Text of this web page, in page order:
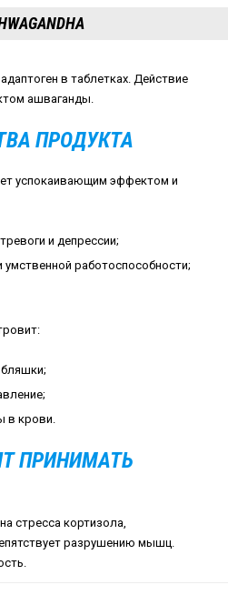
в таблетках. Действие
ашваганды.
ПРОДУКТА
успокаивающим эффектом и
и депрессии;
работоспособности;
в крови.
ПРИНИМАТЬ
стресса кортизола,
разрушению мышц.